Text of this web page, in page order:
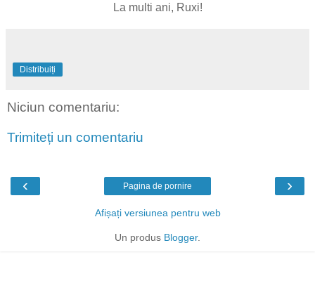
La multi ani, Ruxi!
Distribuiți
Niciun comentariu:
Trimiteți un comentariu
‹ ›
Pagina de pornire
Afișați versiunea pentru web
Un produs Blogger.